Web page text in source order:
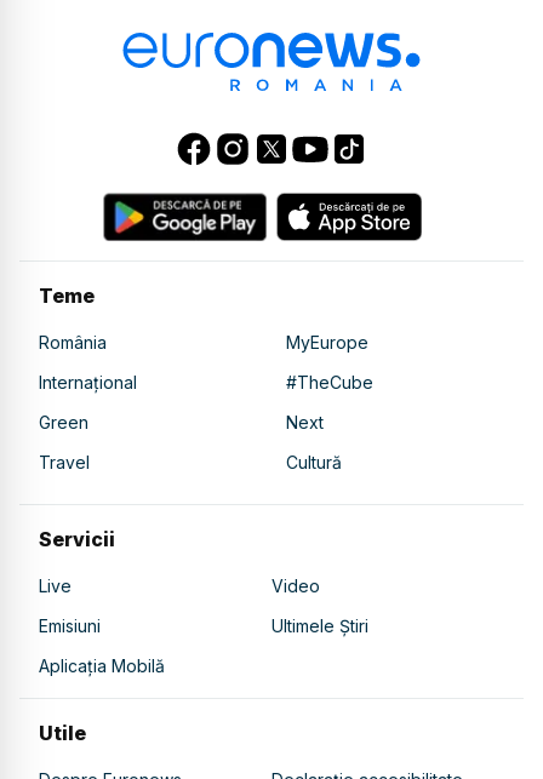
Teme
România
MyEurope
Internațional
#TheCube
Green
Next
Travel
Cultură
Servicii
Live
Video
Emisiuni
Ultimele Știri
Aplicația Mobilă
Utile